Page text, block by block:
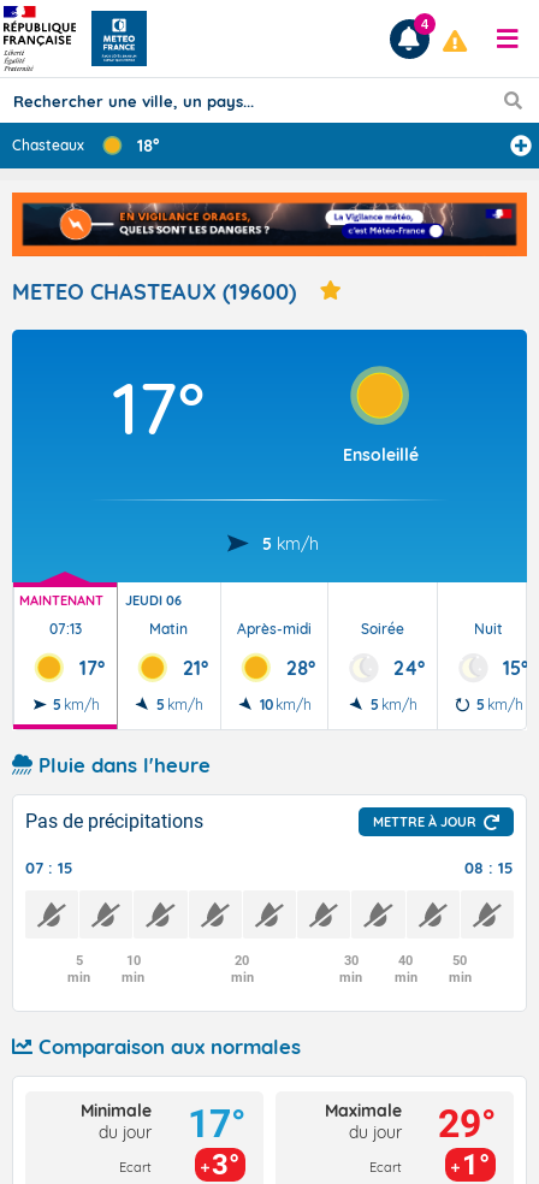
Prévisions
TOUS LES RÉSULTATS
Articles
4
Chasteaux 18°
METEO CHASTEAUX (19600)
17°
Ensoleillé
5 km/h
MAINTENANT
07:13
17°
5 km/h
JEUDI 06
Matin
21°
5 km/h
Après-midi
28°
10 km/h
Soirée
24°
5 km/h
Nuit
15°
5 km/h
Pluie dans l'heure
Pas de précipitations METTRE À JOUR
07 : 15 08 : 15
5
min
10
min
20
min
30
min
40
min
50
min
Comparaison aux normales
Minimale
du jour
Ecart
17°
3°
Maximale
du jour
Ecart
29°
1°